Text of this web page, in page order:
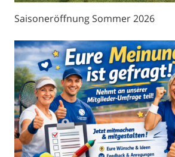
Saisoneröffnung Sommer 2026